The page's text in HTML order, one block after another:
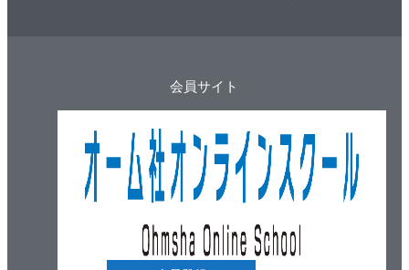
9.1 設計品質と製造品質
9.2 魅力的品質と当たり前品質
9.3 サービスの品質、仕事の品質
9.4 社会的品質
会員サイト